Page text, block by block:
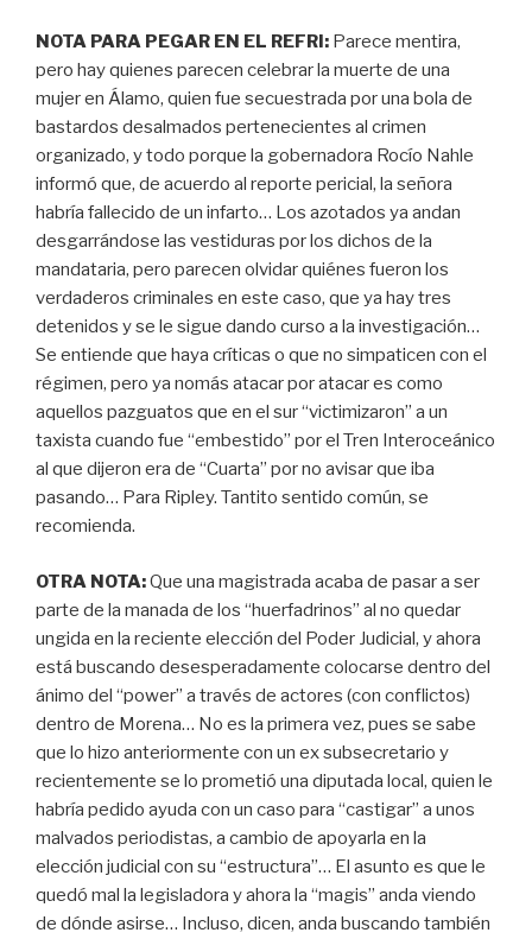
NOTA PARA PEGAR EN EL REFRI: Parece mentira,
pero hay quienes parecen celebrar la muerte de una
mujer en Álamo, quien fue secuestrada por una bola de
bastardos desalmados pertenecientes al crimen
organizado, y todo porque la gobernadora Rocío Nahle
informó que, de acuerdo al reporte pericial, la señora
habría fallecido de un infarto… Los azotados ya andan
desgarrándose las vestiduras por los dichos de la
mandataria, pero parecen olvidar quiénes fueron los
verdaderos criminales en este caso, que ya hay tres
detenidos y se le sigue dando curso a la investigación…
Se entiende que haya críticas o que no simpaticen con el
régimen, pero ya nomás atacar por atacar es como
aquellos pazguatos que en el sur “victimizaron” a un
taxista cuando fue “embestido” por el Tren Interoceánico
al que dijeron era de “Cuarta” por no avisar que iba
pasando… Para Ripley. Tantito sentido común, se
recomienda.
OTRA NOTA:Que una magistrada acaba de pasar a ser
parte de la manada de los “huerfadrinos” al no quedar
ungida en la reciente elección del Poder Judicial, y ahora
está buscando desesperadamente colocarse dentro del
ánimo del “power” a través de actores (con conflictos)
dentro de Morena… No es la primera vez, pues se sabe
que lo hizo anteriormente con un ex subsecretario y
recientemente se lo prometió una diputada local, quien le
habría pedido ayuda con un caso para “castigar” a unos
malvados periodistas, a cambio de apoyarla en la
elección judicial con su “estructura”… El asunto es que le
quedó mal la legisladora y ahora la “magis” anda viendo
de dónde asirse… Incluso, dicen, anda buscando también